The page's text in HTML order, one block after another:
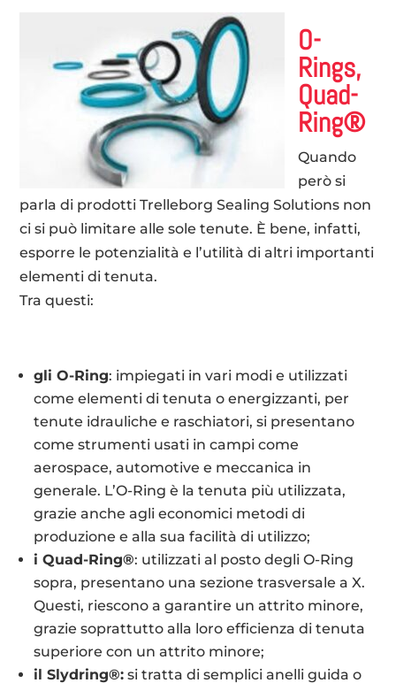
O-
Rings,
Quad-
Ring®
Quando
però si
parla di prodotti Trelleborg Sealing Solutions non
ci si può limitare alle sole tenute. È bene, infatti,
esporre le potenzialità e l’utilità di altri importanti
elementi di tenuta.
Tra questi:
gli O-Ring: impiegati in vari modi e utilizzati
come elementi di tenuta o energizzanti, per
tenute idrauliche e raschiatori, si presentano
come strumenti usati in campi come
aerospace, automotive e meccanica in
generale. L’O-Ring è la tenuta più utilizzata,
grazie anche agli economici metodi di
produzione e alla sua facilità di utilizzo;
i Quad-Ring®: utilizzati al posto degli O-Ring
sopra, presentano una sezione trasversale a X.
Questi, riescono a garantire un attrito minore,
grazie soprattutto alla loro efficienza di tenuta
superiore con un attrito minore;
il Slydring®: si tratta di semplici anelli guida o